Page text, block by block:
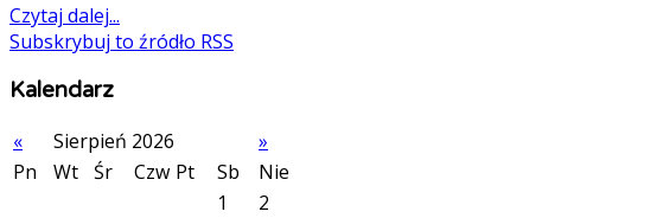
Czytaj dalej...
Subskrybuj to źródło RSS
Kalendarz
«
Sierpień 2026
»
Pn
Wt Śr Czw Pt Sb
Nie
1
2